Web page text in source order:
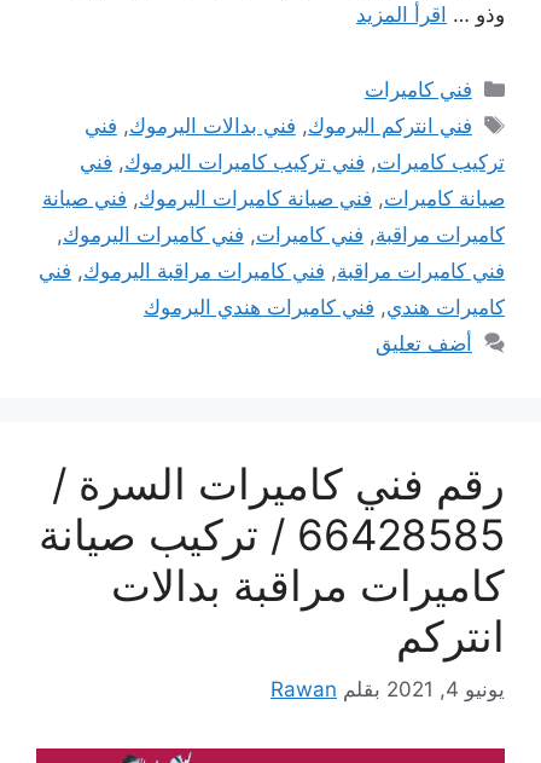
وذو … اقرأ المزيد
التصنيفات
فني كاميرات
الوسوم
فني انتركم اليرموك, فني بدالات اليرموك, فني
تركيب كاميرات, فني تركيب كاميرات اليرموك, فني
صيانة كاميرات, فني صيانة كاميرات اليرموك, فني صيانة
كاميرات مراقبة, فني كاميرات, فني كاميرات اليرموك,
فني كاميرات مراقبة, فني كاميرات مراقبة اليرموك, فني
كاميرات هندي, فني كاميرات هندي اليرموك
أضف تعليق
رقم فني كاميرات السرة /
66428585 / تركيب صيانة
كاميرات مراقبة بدالات
انتركم
يونيو 4, 2021 بقلم Rawan